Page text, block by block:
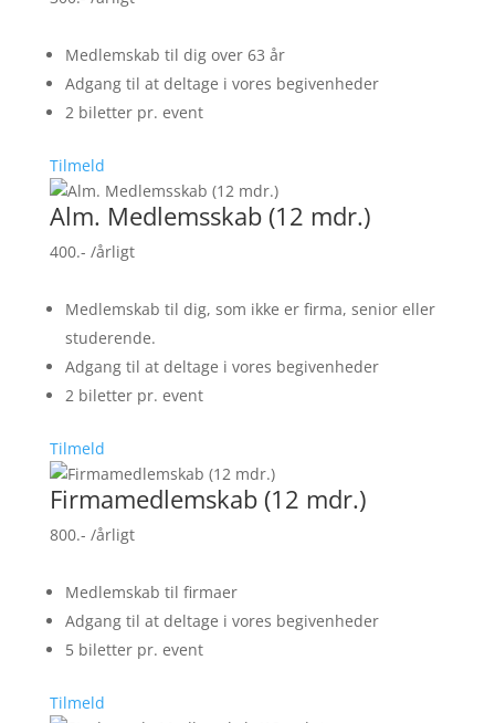
Medlemskab til dig over 63 år
Adgang til at deltage i vores begivenheder
2 biletter pr. event
Tilmeld
Alm. Medlemsskab (12 mdr.)
400.- /årligt
Medlemskab til dig, som ikke er firma, senior eller
studerende.
Adgang til at deltage i vores begivenheder
2 biletter pr. event
Tilmeld
Firmamedlemskab (12 mdr.)
800.- /årligt
Medlemskab til firmaer
Adgang til at deltage i vores begivenheder
5 biletter pr. event
Tilmeld